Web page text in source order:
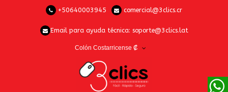
+50640003945 comercial@3clics.cr
Email para ayuda técnica: soporte@3clics.lat
Colón Costarricense ₡